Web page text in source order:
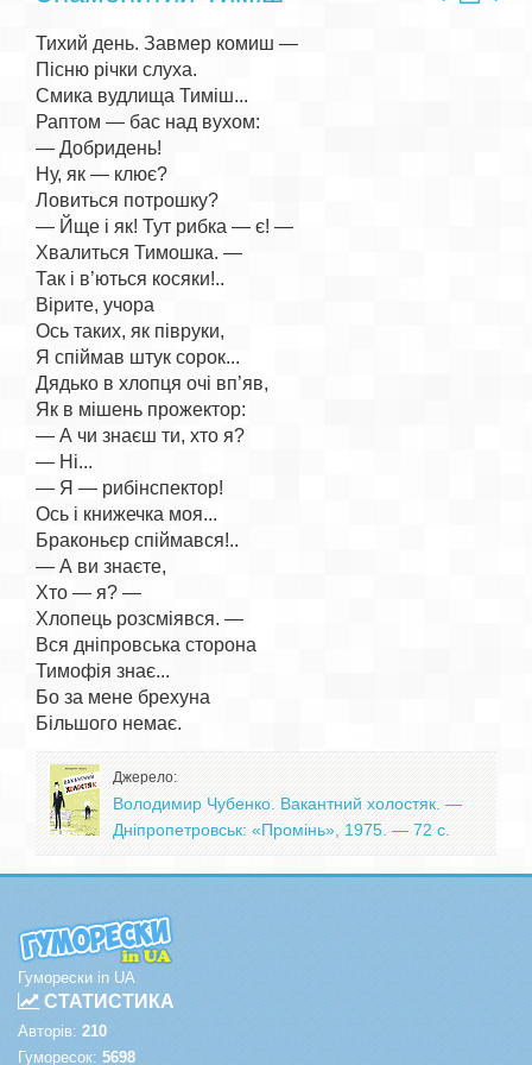
Тихий день. Завмер комиш —
Пісню річки слуха.
Смика вудлища Тиміш...
Раптом — бас над вухом:
— Добридень!
Ну, як — клює?
Ловиться потрошку?
— Йще і як! Тут рибка — є! —
Хвалиться Тимошка. —
Так і в’ються косяки!..
Вірите, учора
Ось таких, як півруки,
Я спіймав штук сорок...
Дядько в хлопця очі вп’яв,
Як в мішень прожектор:
— А чи знаєш ти, хто я?
— Ні...
— Я — рибінспектор!
Ось і книжечка моя...
Браконьєр спіймався!..
— А ви знаєте,
Хто — я? —
Хлопець розсміявся. —
Вся дніпровська сторона
Тимофія знає...
Бо за мене брехуна
Джерело:
Володимир Чубенко. Вакантний холостяк. —
Дніпропетровськ: «Промінь», 1975. — 72 с.
Гуморески in UA
СТАТИСТИКА
Авторів: 210
Гуморесок: 5698